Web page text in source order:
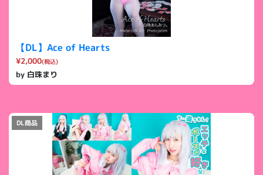
【DL】Ace of Hearts
¥2,000(税込)
by 白珠まり
DL商品